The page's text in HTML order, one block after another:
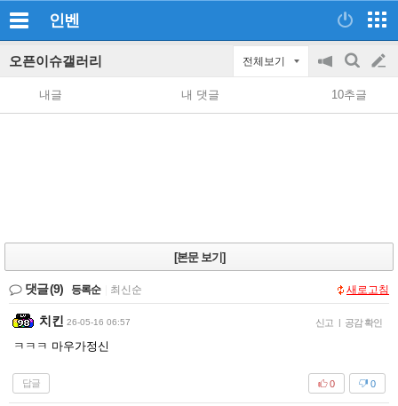
인벤
오픈이슈갤러리 전체보기
공
지
on/off
검
색
글
쓰
내글 내 댓글 10추글
[본문 보기]
댓글(9) 등록순 최신순 새로고침
치킨 26-05-16 06:57 신고 | 공감 확인
ㅋㅋㅋ 마우가정신
답글 0
0